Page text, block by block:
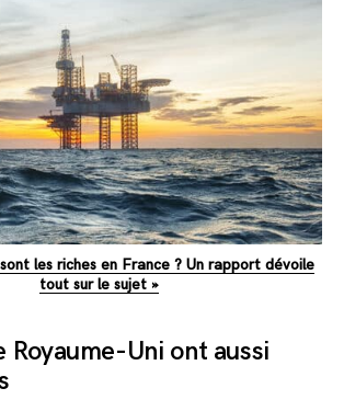
les riches en France ? Un rapport dévoile
tout sur le sujet »
Royaume-Uni ont aussi